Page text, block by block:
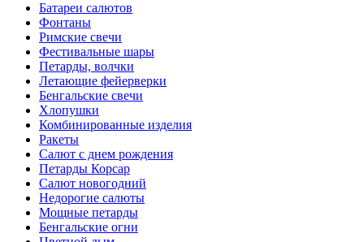
Батареи салютов
Фонтаны
Римские свечи
Фестивальные шары
Петарды, волчки
Летающие фейерверки
Бенгальские свечи
Хлопушки
Комбинированные изделия
Ракеты
Салют с днем рождения
Петарды Корсар
Салют новогодний
Недорогие салюты
Мощные петарды
Бенгальские огни